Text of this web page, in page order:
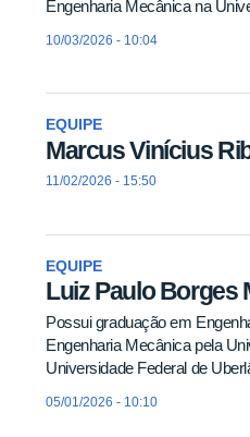
Engenharia Mecânica na
10/03/2026 - 10:04
EQUIPE
Marcus Vinícius
11/02/2026 - 15:50
EQUIPE
Luiz Paulo Borges
Possui graduação em
Engenharia Mecânica pela
Universidade Federal de
05/01/2026 - 10:10